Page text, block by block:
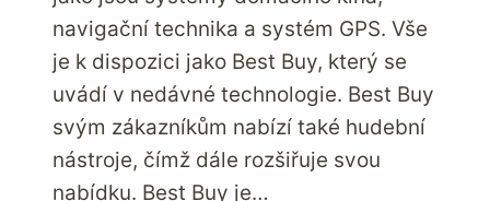
navigační technika a systém GPS. Vše
je k dispozici jako Best Buy, který se
uvádí v nedávné technologie. Best Buy
svým zákazníkům nabízí také hudební
nástroje, čímž dále rozšiřuje svou
nabídku. Best Buy je…